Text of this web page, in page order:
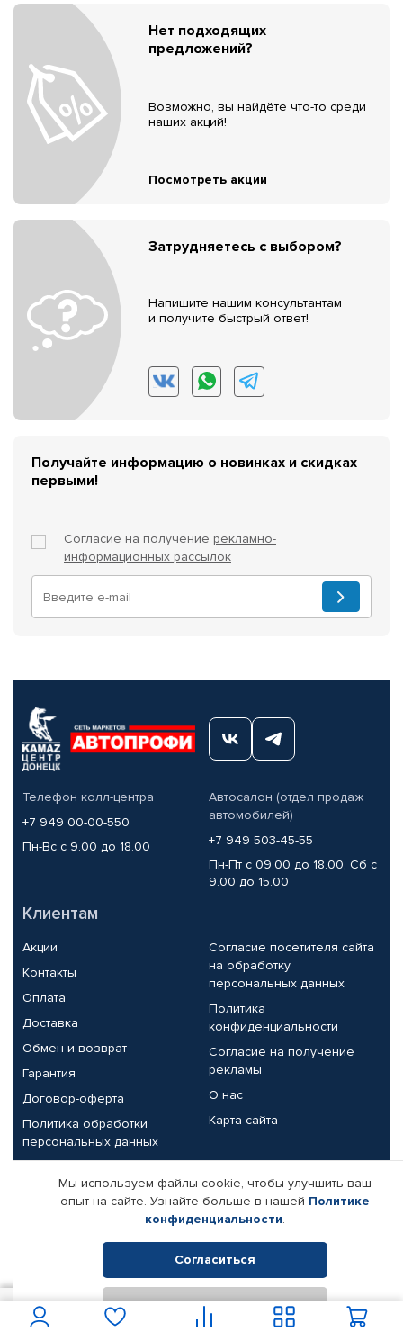
Нет подходящих
предложений?
Возможно, вы найдёте что-то среди
наших акций!
Посмотреть акции
Затрудняетесь с выбором?
Напишите нашим консультантам
и получите быстрый ответ!
Получайте информацию о новинках и скидках
первыми!
Согласие на получение рекламно-
информационных рассылок
Телефон колл-центра
+7 949 00-00-550
Пн-Вс с 9.00 до 18.00
Автосалон (отдел продаж
автомобилей)
+7 949 503-45-55
Пн-Пт с 09.00 до 18.00, Сб с
9.00 до 15.00
Клиентам
Акции
Контакты
Оплата
Доставка
Обмен и возврат
Гарантия
Договор-оферта
Политика обработки
персональных данных
Согласие посетителя сайта
на обработку
персональных данных
Политика
конфиденциальности
Согласие на получение
рекламы
О нас
Карта сайта
Партнерам
Корпоративным клиентам
Поставщикам
Реквизиты компании
© КАМАЗ ЦЕНТР ДОНЕЦК, 2015-2026. Все права защищены.
Интернет-магазин автомобильных товаров Автопрофи.
Мы используем файлы cookie, чтобы улучшить ваш
опыт на сайте. Узнайте больше в нашей Политике
конфиденциальности.
Согласиться
Отклонить
В корзину